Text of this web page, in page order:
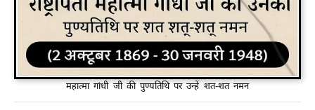
महात्मा गांधी जी की पुण्यतिथि पर उन्हें शत-शत नमन